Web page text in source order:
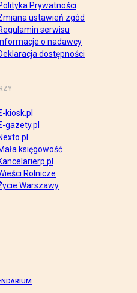
Prywatności
ustawień zgód
serwisu
Informacje o nadawcy
dostępności
kiosk.pl
gazety.pl
księgowość
Rolnicze
Warszawy